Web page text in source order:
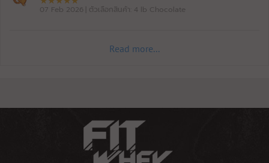
07 Feb 2026 | ตัวเลือกสินค้า: 4 lb Chocolate
Read more...